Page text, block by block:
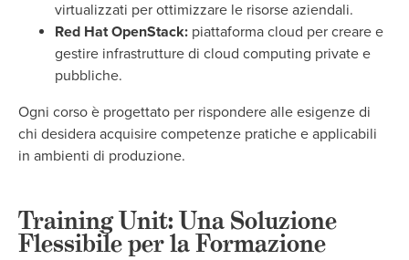
virtualizzati per ottimizzare le risorse aziendali.
Red Hat OpenStack: piattaforma cloud per creare e
gestire infrastrutture di cloud computing private e
pubbliche.
Ogni corso è progettato per rispondere alle esigenze di
chi desidera acquisire competenze pratiche e applicabili
in ambienti di produzione.
Training Unit: Una Soluzione
Flessibile per la Formazione